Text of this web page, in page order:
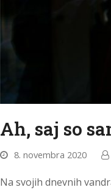
Ah, saj so
8. novembra 2020
Na svojih dnevnih